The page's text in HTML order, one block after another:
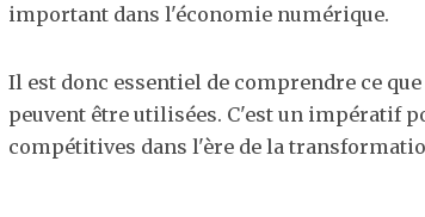
important dans l'économie numérique.
Il est donc essentiel de comprendre ce
peuvent être utilisées. C'est un impératif
compétitives dans l'ère de la